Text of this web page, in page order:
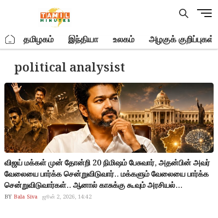
M
u
t
o
n
. தமிழகம் இந்தியா உலகம் அழகுக் குறிப்புகள்
political analysist
விஜய் மக்கள் முன் தோன்றி 20 நிமிஷம் பேசுவார், அதன்பின் அவர்
வேலையை பார்க்க சென்றுவிடுவார்.. மக்களும் வேலையை பார்க்க
சென்றுவிடுவார்கள்.. ஆனால் காசுக்கு கூவும் அரசியல்
விமர்சகர்கள் அதை வைத்து 20 நாட்கள் பிழைப்பை
BY Bala Siva ஜூன் 2, 2026, 14:42